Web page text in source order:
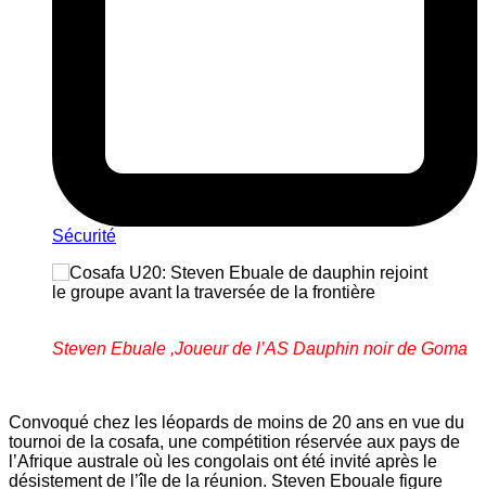
Sécurité
Steven Ebuale ,Joueur de l’AS Dauphin noir de Goma
Convoqué chez les léopards de moins de 20 ans en vue du
tournoi de la cosafa, une compétition réservée aux pays de
l’Afrique australe où les congolais ont été invité après le
désistement de l’île de la réunion. Steven Ebouale figure